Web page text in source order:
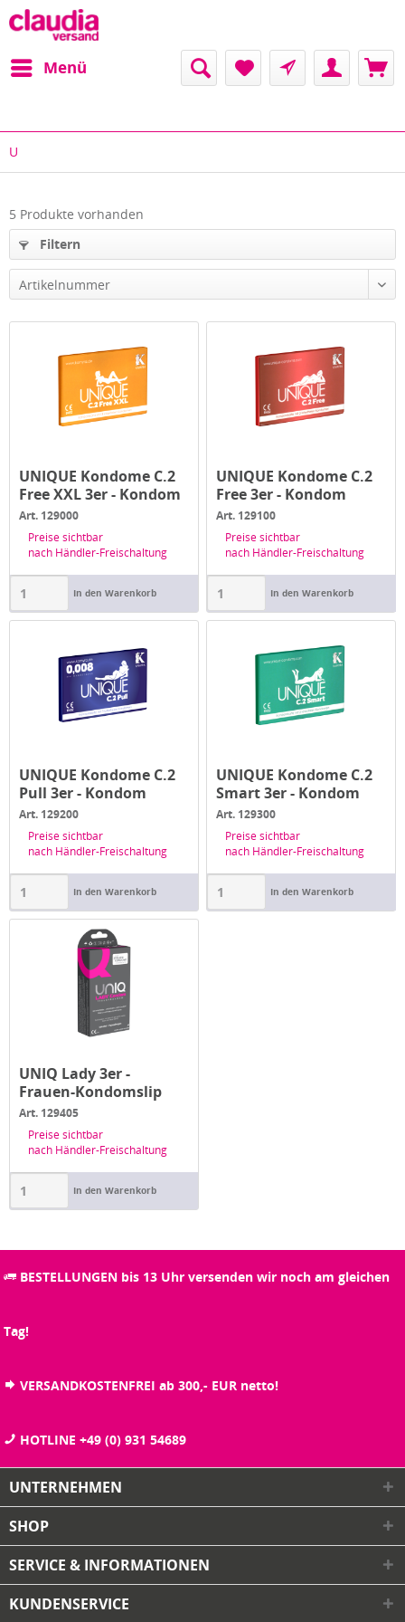
Menü
U
5 Produkte vorhanden
Filtern
Artikelnummer
UNIQUE Kondome C.2
Free XXL 3er - Kondom
latexfrei
Art. 129000
Preise sichtbar
nach Händler-Freischaltung
In den Warenkorb
UNIQUE Kondome C.2
Free 3er - Kondom
latexfrei
Art. 129100
Preise sichtbar
nach Händler-Freischaltung
In den Warenkorb
UNIQUE Kondome C.2
Pull 3er - Kondom
latexfrei
Art. 129200
Preise sichtbar
nach Händler-Freischaltung
In den Warenkorb
UNIQUE Kondome C.2
Smart 3er - Kondom
latexfrei
Art. 129300
Preise sichtbar
nach Händler-Freischaltung
In den Warenkorb
UNIQ Lady 3er -
Frauen-Kondomslip
latexfrei
Art. 129405
Preise sichtbar
nach Händler-Freischaltung
In den Warenkorb
BESTELLUNGEN bis 13 Uhr versenden wir noch am gleichen
Tag!
VERSANDKOSTENFREI ab 300,- EUR netto!
HOTLINE +49 (0) 931 54689
UNTERNEHMEN
SHOP
SERVICE & INFORMATIONEN
KUNDENSERVICE